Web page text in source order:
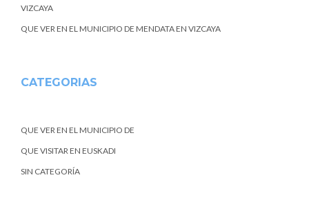
VIZCAYA
QUE VER EN EL MUNICIPIO DE MENDATA EN VIZCAYA
CATEGORIAS
QUE VER EN EL MUNICIPIO DE
QUE VISITAR EN EUSKADI
SIN CATEGORÍA